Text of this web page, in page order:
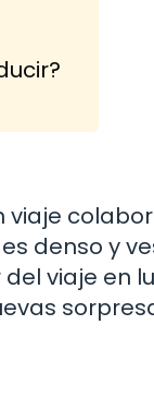
viaje
denso y
viaje en